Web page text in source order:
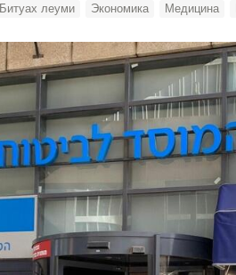
Битуах леуми Экономика Медицина